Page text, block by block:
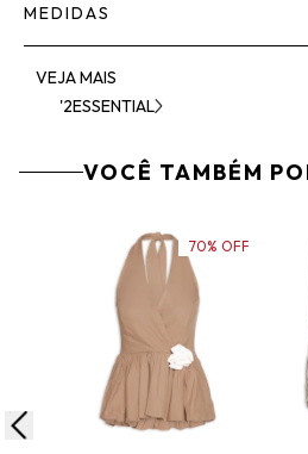
MEDIDAS
VEJA MAIS
'2ESSENTIAL
VOCÊ TAMBÉM
ADICIONAR AO CARRINHO
70% OFF